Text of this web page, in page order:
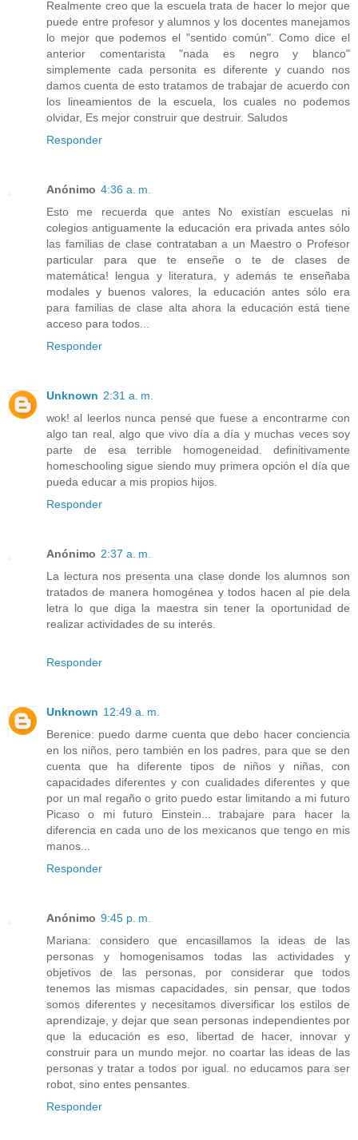
Realmente creo que la escuela trata de hacer lo mejor que
puede entre profesor y alumnos y los docentes manejamos
lo mejor que podemos el "sentido común". Como dice el
anterior comentarista "nada es negro y blanco"
simplemente cada personita es diferente y cuando nos
damos cuenta de esto tratamos de trabajar de acuerdo con
los lineamientos de la escuela, los cuales no podemos
olvidar, Es mejor construir que destruir. Saludos
Responder
Anónimo 4:36 a. m.
Esto me recuerda que antes No existían escuelas ni
colegios antiguamente la educación era privada antes sólo
las familias de clase contrataban a un Maestro o Profesor
particular para que te enseñe o te de clases de
matemática! lengua y literatura, y además te enseñaba
modales y buenos valores, la educación antes sólo era
para familias de clase alta ahora la educación está tiene
acceso para todos...
Responder
Unknown 2:31 a. m.
wok! al leerlos nunca pensé que fuese a encontrarme con
algo tan real, algo que vivo día a día y muchas veces soy
parte de esa terrible homogeneidad. definitivamente
homeschooling sigue siendo muy primera opción el día que
pueda educar a mis propios hijos.
Responder
Anónimo 2:37 a. m.
La lectura nos presenta una clase donde los alumnos son
tratados de manera homogénea y todos hacen al pie dela
letra lo que diga la maestra sin tener la oportunidad de
realizar actividades de su interés.
Responder
Unknown 12:49 a. m.
Berenice: puedo darme cuenta que debo hacer conciencia
en los niños, pero también en los padres, para que se den
cuenta que ha diferente tipos de niños y niñas, con
capacidades diferentes y con cualidades diferentes y que
por un mal regaño o grito puedo estar limitando a mi futuro
Picaso o mi futuro Einstein... trabajare para hacer la
diferencia en cada uno de los mexicanos que tengo en mis
manos...
Responder
Anónimo 9:45 p. m.
Mariana: considero que encasillamos la ideas de las
personas y homogenisamos todas las actividades y
objetivos de las personas, por considerar que todos
tenemos las mismas capacidades, sin pensar, que todos
somos diferentes y necesitamos diversificar los estilos de
aprendizaje, y dejar que sean personas independientes por
que la educación es eso, libertad de hacer, innovar y
construir para un mundo mejor. no coartar las ideas de las
personas y tratar a todos por igual. no educamos para ser
robot, sino entes pensantes.
Responder